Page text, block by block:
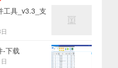
工具_v3.3_支
-下载